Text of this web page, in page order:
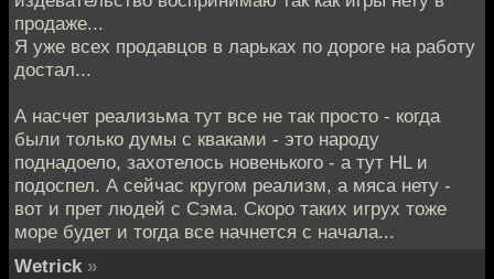
продаже...
Я уже всех продавцов в ларьках по дороге на работу
достал...
А насчет реализьма тут все не так просто - когда
были только думы с кваками - это народу
поднадоело, захотелось новенького - а тут HL и
подоспел. А сейчас кругом реализм, а мяса нету -
вот и прет людей с Cэма. Скоро таких игрух тоже
море будет и тогда все начнется с начала...
Wetrick »